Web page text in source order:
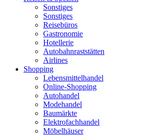
Sonstiges
Sonstiges
Reisebüros
Gastronomie
Hotellerie
Autobahnraststätten
Airlines
Shopping
Lebensmittelhandel
Online-Shopping
Autohandel
Modehandel
Baumärkte
Elektrofachhandel
Möbelhäuser